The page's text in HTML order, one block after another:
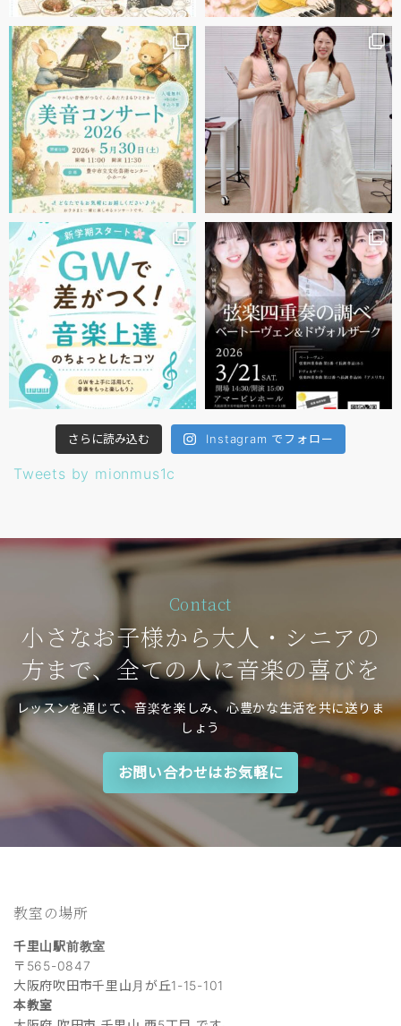
さらに読み込む Instagram でフォロー
Tweets by mionmus1c
Contact
小さなお子様から大人・シニアの
方まで、全ての人に音楽の喜びを
レッスンを通じて、音楽を楽しみ、心豊かな生活を共に送りま
しょう
お問い合わせはお気軽に
教室の場所
千里山駅前教室
〒565-0847
大阪府吹田市千里山月が丘1-15-101
本教室